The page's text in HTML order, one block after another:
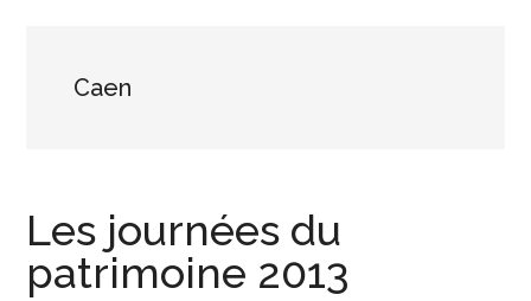
Caen
Les journées du
patrimoine 2013